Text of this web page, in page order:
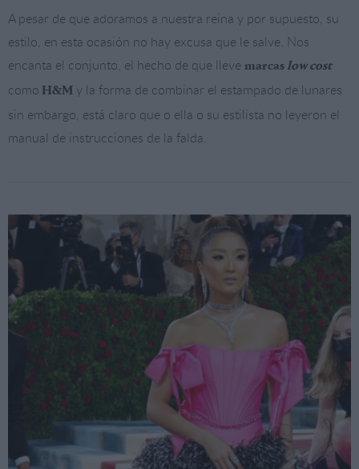
A pesar de que adoramos a nuestra reina y por supuesto, su
estilo, en esta ocasión no hay excusa que le salve. Nos
encanta el conjunto, el hecho de que lleve marcas low cost
como H&M y la forma de combinar el estampado de lunares
sin embargo, está claro que o ella o su estilista no leyeron el
manual de instrucciones de la falda.